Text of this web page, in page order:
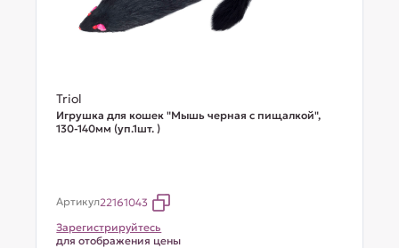
Triol
Игрушка для кошек "Мышь черная с пищалкой",
130-140мм (уп.1шт. )
Артикул22161043
Зарегистрируйтесь
для отображения цены